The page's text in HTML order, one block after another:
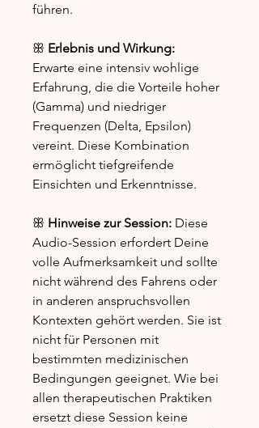
führen.
ꕥ Erlebnis und Wirkung:
Erwarte eine intensiv wohlige
Erfahrung, die die Vorteile hoher
(Gamma) und niedriger
Frequenzen (Delta, Epsilon)
vereint. Diese Kombination
ermöglicht tiefgreifende
Einsichten und Erkenntnisse.
ꕥ Hinweise zur Session: Diese
Audio-Session erfordert Deine
volle Aufmerksamkeit und sollte
nicht während des Fahrens oder
in anderen anspruchsvollen
Kontexten gehört werden. Sie ist
nicht für Personen mit
bestimmten medizinischen
Bedingungen geeignet. Wie bei
allen therapeutischen Praktiken
ersetzt diese Session keine